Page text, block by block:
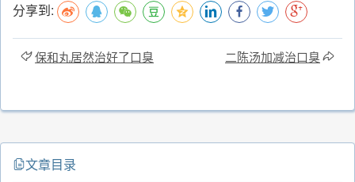
分享到:
保和丸居然治好了口臭 二陈汤加减治口臭
文章目录